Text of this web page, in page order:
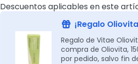
Descuentos aplicables en este
¡Regalo
Regalo de Vitae
compra de Oliovita,
por pedido, salvo fin